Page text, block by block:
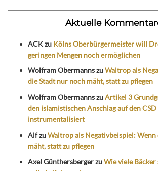
Aktuelle
ACKzu Kölns Oberbürgermeister will
geringen Mengen noch ermöglichen
Wolfram ObermannszuWaltrop als
die Stadt nur noch mäht, statt zu pflegen
Wolfram ObermannszuArtikel 3
den islamistischen Anschlag auf den
instrumentalisiert
AlfzuWaltrop als Negativbeispiel:
mäht, statt zu pflegen
Axel GünthersbergerzuWie viele Bäcker